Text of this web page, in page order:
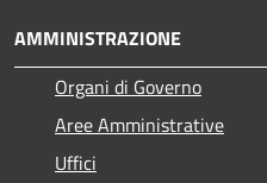
AMMINISTRAZIONE
Organi di Governo
Aree Amministrative
Uffici